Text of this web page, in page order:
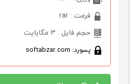
فرمت : rar
حجم فایل : 3 مگابایت
پسورد: softabzar.com